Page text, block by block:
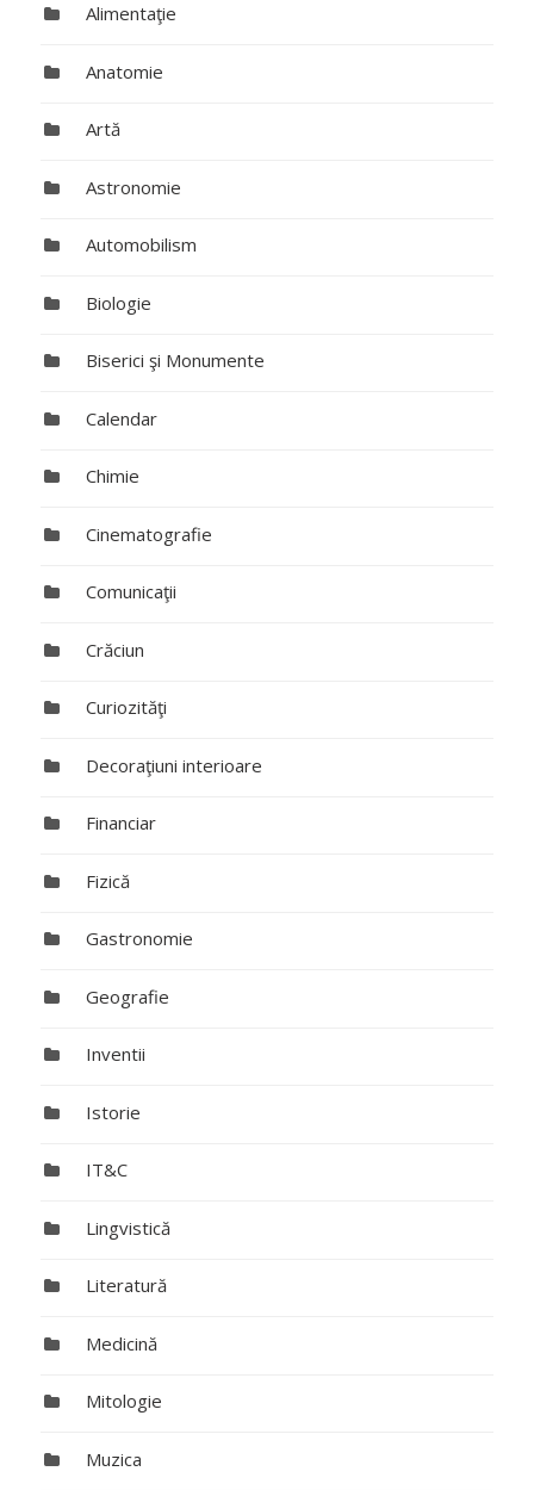
Alimentaţie
Anatomie
Artă
Astronomie
Automobilism
Biologie
Biserici şi Monumente
Calendar
Chimie
Cinematografie
Comunicaţii
Crăciun
Curiozităţi
Decoraţiuni interioare
Financiar
Fizică
Gastronomie
Geografie
Inventii
Istorie
IT&C
Lingvistică
Literatură
Medicină
Mitologie
Muzica